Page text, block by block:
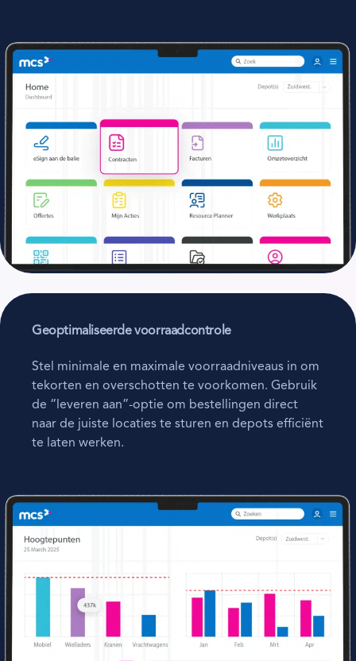
Geoptimaliseerde voorraadcontrole
Stel minimale en maximale voorraadniveaus in om
tekorten en overschotten te voorkomen. Gebruik
de “leveren aan”-optie om bestellingen direct
naar de juiste locaties te sturen en depots efficiënt
te laten werken.